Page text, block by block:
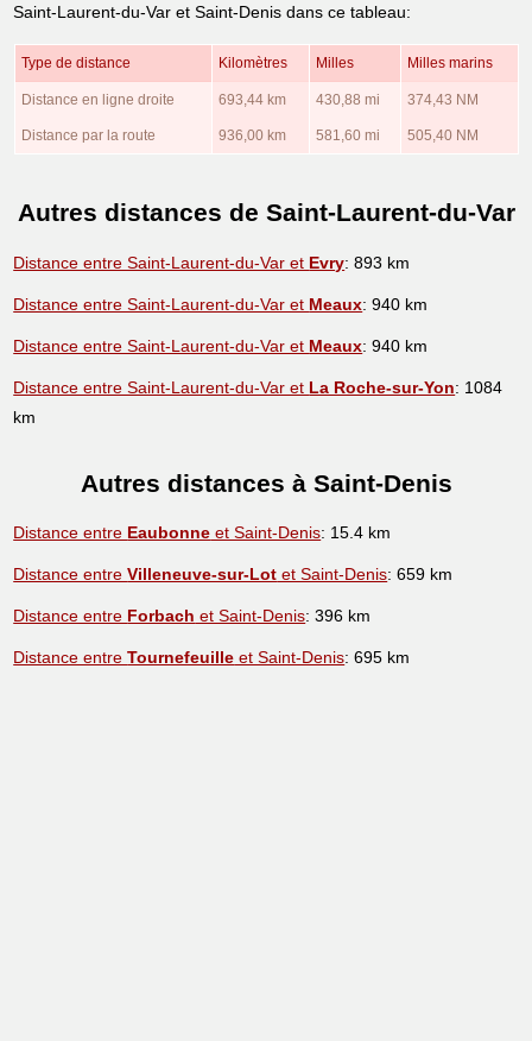
Saint-Laurent-du-Var et Saint-Denis dans ce tableau:
Type de distance Kilomètres Milles Milles marins
Distance en ligne droite 693,44 km 430,88 mi 374,43 NM
Distance par la route 936,00 km 581,60 mi 505,40 NM
Autres distances de Saint-Laurent-du-Var
Distance entre Saint-Laurent-du-Var et Evry: 893 km
Distance entre Saint-Laurent-du-Var et Meaux: 940 km
Distance entre Saint-Laurent-du-Var et Meaux: 940 km
Distance entre Saint-Laurent-du-Var et La Roche-sur-Yon: 1084
km
Autres distances à Saint-Denis
Distance entre Eaubonne et Saint-Denis: 15.4 km
Distance entreVilleneuve-sur-Lot et Saint-Denis: 659 km
Distance entre Forbach et Saint-Denis: 396 km
Distance entreTournefeuille et Saint-Denis: 695 km